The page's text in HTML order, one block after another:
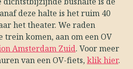
deze halte is het ruim 40
het theater. We raden
trein komen, aan om een OV
Amsterdam Zuid. Voor meer
van een OV-fiets,klik hier.